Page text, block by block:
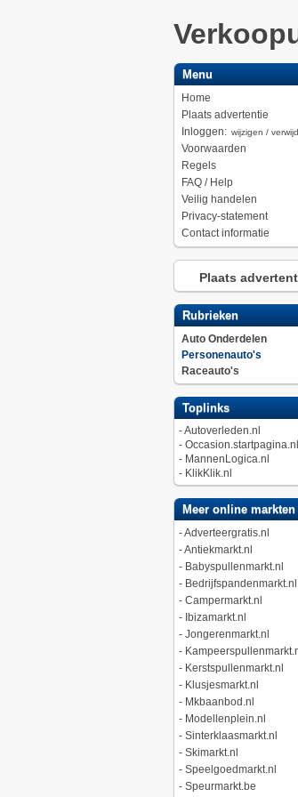
Menu
Home
Plaats advertentie
Inloggen: wijzigen /
Voorwaarden
Regels
FAQ / Help
Veilig handelen
Privacy-statement
Contact informatie
Plaats
Rubrieken
Auto Onderdelen
Personenauto's
Raceauto's
Toplinks
-Autoverleden.nl
- Occasion.startpagina.nl
- MannenLogica.nl
- KlikKlik.nl
Meer online markten
-Adverteergratis.nl
-Antiekmarkt.nl
- Babyspullenmarkt.nl
- Bedrijfspandenmarkt.nl
- Campermarkt.nl
- Ibizamarkt.nl
- Jongerenmarkt.nl
-
- Kerstspullenmarkt.nl
- Klusjesmarkt.nl
- Mkbaanbod.nl
- Modellenplein.nl
- Sinterklaasmarkt.nl
- Skimarkt.nl
- Speelgoedmarkt.nl
- Speurmarkt.be